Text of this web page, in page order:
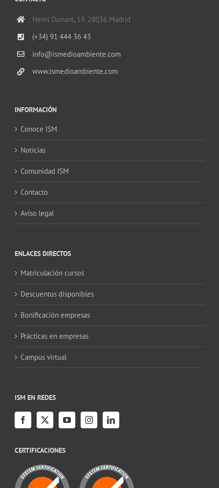
Henri Dunant, 19. 28036 Madrid
(+34) 91 444 36 43
info@ismedioambiente.com
www.ismedioambiente.com
INFORMACIÓN
Conoce ISM
Noticias
Comunidad ISM
Contacto
Aviso legal
ENLACES DIRECTOS
Matriculación cursos
Descuentos disponibles
Bonificación empresas
Prácticas en empresas
Campus virtual
ISM EN REDES
CERTIFICACIONES